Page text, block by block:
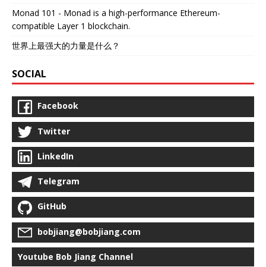
Monad 101 - Monad is a high-performance Ethereum-
compatible Layer 1 blockchain.
世界上最强大的力量是什么？
SOCIAL
Facebook
Twitter
LinkedIn
Telegram
GitHub
bobjiang@bobjiang.com
Youtube Bob Jiang Channel